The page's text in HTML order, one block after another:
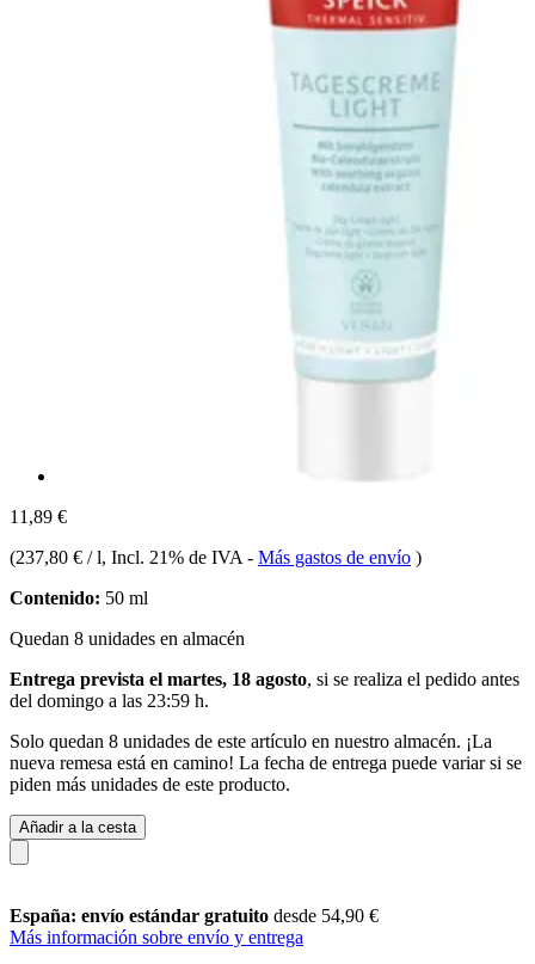
11,89 €
(237,80 € / l, Incl. 21% de IVA - Más gastos de envío )
Contenido: 50 ml
Quedan 8 unidades en almacén
Entrega prevista el martes, 18 agosto, si se realiza el pedido antes
del domingo a las 23:59 h.
Solo quedan 8 unidades de este artículo en nuestro almacén. ¡La
nueva remesa está en camino! La fecha de entrega puede variar si se
piden más unidades de este producto.
Añadir a la cesta
España: envío estándar gratuito desde 54,90 €
Más información sobre envío y entrega